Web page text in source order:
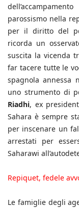
parossismo nella
per il diritto del
ricorda un
suscita la vicenda
far tacere tutte le
spagnola annessa
uno strumento di
Riadhi, ex
Sahara è sempre
per inscenare un
arrestati per
Saharawi
Repiquet, fedele
Le famiglie degli